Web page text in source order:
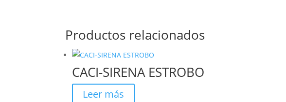
Productos relacionados
CACI-SIRENA ESTROBO
Leer más